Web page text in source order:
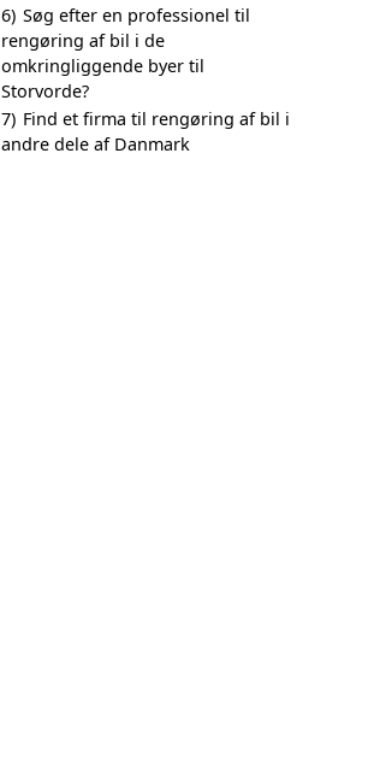
6) Søg efter en professionel til
rengøring af bil i de
omkringliggende byer til
Storvorde?
7) Find et firma til rengøring af bil i
andre dele af Danmark